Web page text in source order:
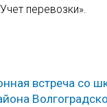
перевозки».
встреча со